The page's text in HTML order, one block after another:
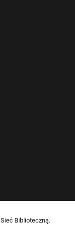
Biblioteczną.